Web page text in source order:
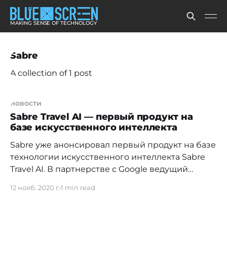
MAKING SENSE OF TECHNOLOGY
Sabre
A collection of 1 post
новости
Sabre Travel AI — первый продукт на
базе искусственного интеллекта
Sabre уже анонсировал первый продукт на базе
технологии искусственного интеллекта Sabre
Travel AI. В партнерстве с Google ведущий
обеспечения для мировой индустрии туризма
12 нояб. 2020 г.1 min read